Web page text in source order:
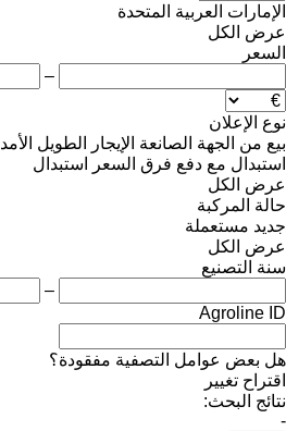
الإمارات العربية المتحدة
عرض الكل
السعر
–
نوع الإعلان
بيع من الجهة الصانعة الإيجار الطويل الأمد
استبدال مع دفع فرق السعر
استبدال
عرض الكل
حالة المركبة
جديد مستعملة
عرض الكل
سنة التصنيع
–
Agroline ID
هل بعض عوامل التصفية مفقودة؟
اقتراح تغيير
نتائج البحث:
-